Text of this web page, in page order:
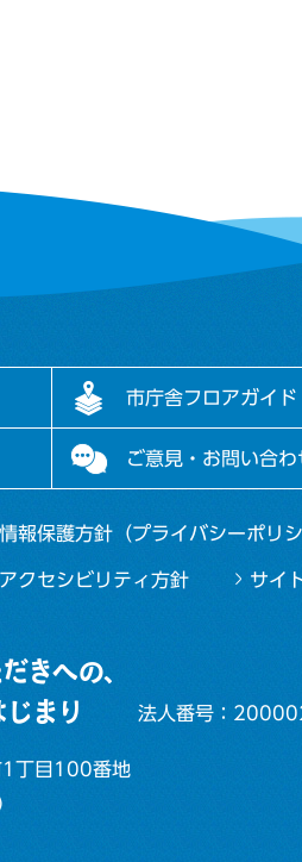
市庁舎フロアガイド
ご意見・お問い合わ
報保護方針（プライバシーポリシ
アクセシビリティ方針 サイ
法人番号：
1丁目100番地
）